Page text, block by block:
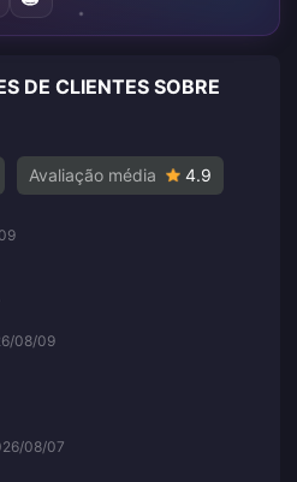
DE CLIENTES SOBRE
Avaliação média 4.9
08/09
08/07